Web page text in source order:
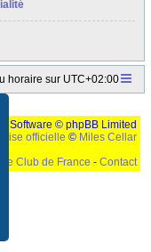
horaire sur UTC+02:00
Software © phpBB Limited
officielle © Miles Cellar
Club de France - Contact
l'elargissement de la div page...
bien trouver des paliatifs !